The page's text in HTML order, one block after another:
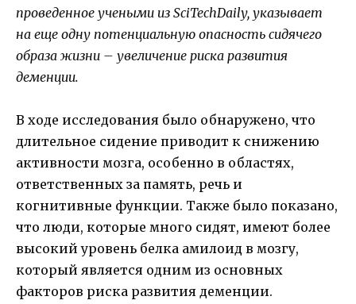
проведенное учеными из SciTechDaily, указывает
на еще одну потенциальную опасность сидячего
образа жизни – увеличение риска развития
деменции.
В ходе исследования было обнаружено, что
длительное сидение приводит к снижению
активности мозга, особенно в областях,
ответственных за память, речь и
когнитивные функции. Также было показано,
что люди, которые много сидят, имеют более
высокий уровень белка амилоид в мозгу,
который является одним из основных
факторов риска развития деменции.